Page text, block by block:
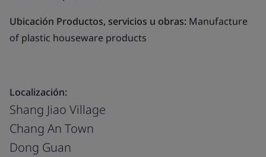
Ubicación Productos, servicios u obras: Manufacture
of plastic houseware products
Localización:
Shang Jiao Village
Chang An Town
Dong Guan